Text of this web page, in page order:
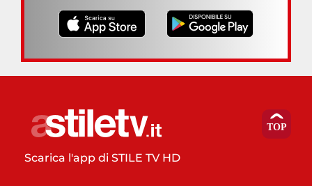
Scarica l'app di STILE TV HD